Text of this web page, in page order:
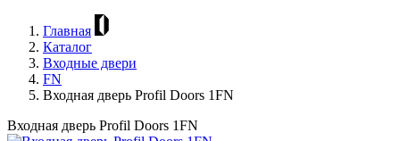
Главная
Каталог
Входные двери
FN
Входная дверь Profil Doors 1FN
Входная дверь Profil Doors 1FN